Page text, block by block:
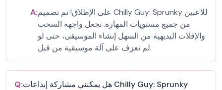
A:على الإطلاق! تم تصميم Chilly Guy: Sprunky للاعبين
من جميع مستويات المهارة. تجعل واجهة السحب
والإفلات البديهية من السهل إنشاء الموسيقى، حتى لو
لم تعزف على آلة موسيقية من قبل.
Q:هل يمكنني مشاركة إبداعات Chilly Guy: Sprunky